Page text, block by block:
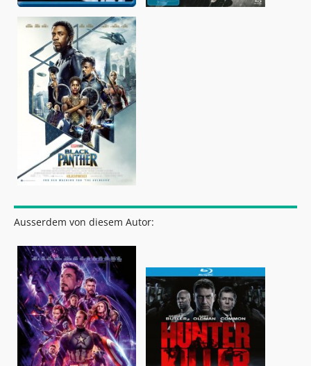
Ausserdem von diesem Autor: